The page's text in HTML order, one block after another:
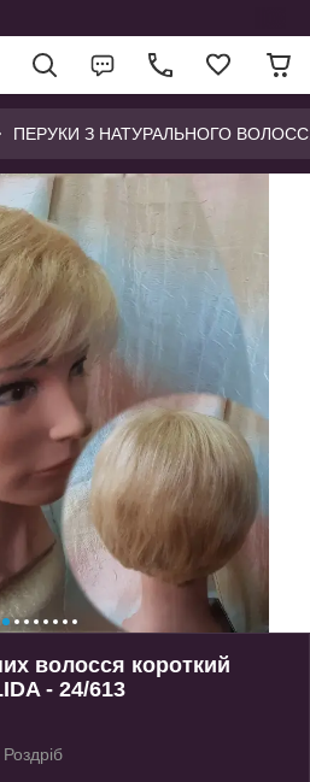
ПЕРУКИ З НАТУРАЛЬНОГО
волосся короткий
- 24/613
Роздріб